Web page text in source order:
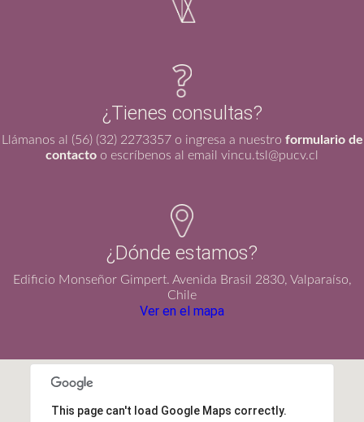
¿Tienes consultas?
Llámanos al (56) (32) 2273357 o ingresa a nuestro formulario de
contacto o escríbenos al email vincu.tsl@pucv.cl
¿Dónde estamos?
Edificio Monseñor Gimpert. Avenida Brasil 2830, Valparaíso,
Chile
Ver en el mapa
This page can't load Google Maps correctly.